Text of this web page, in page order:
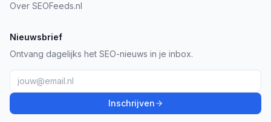
Over SEOFeeds.nl
Nieuwsbrief
Ontvang dagelijks het SEO-nieuws in je inbox.
Inschrijven